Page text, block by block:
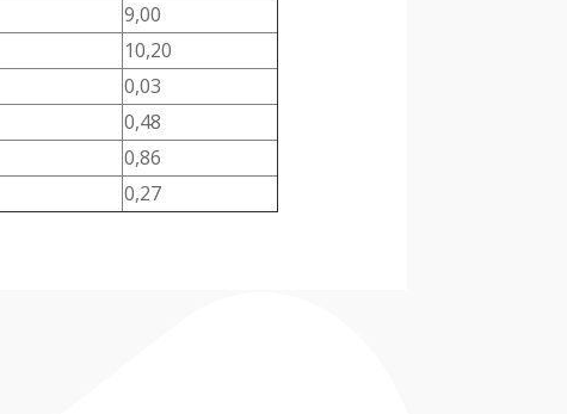
9,00
10,20
0,03
0,48
0,86
0,27